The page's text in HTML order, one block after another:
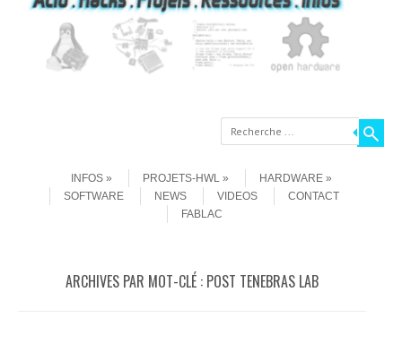
Recherche
INFOS
PROJETS-HWL
HARDWARE
SOFTWARE
NEWS VIDEOS
CONTACT
FABLAC
ARCHIVES PAR MOT-CLÉ : POST TENEBRAS LAB